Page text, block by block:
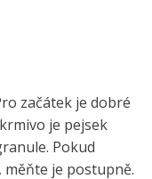
začátek je dobré
je pejsek
Pokud
je postupně.